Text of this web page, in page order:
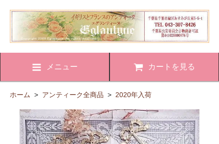
メニュー カートを見る
ホーム > アンティーク全商品 > 2020年入荷